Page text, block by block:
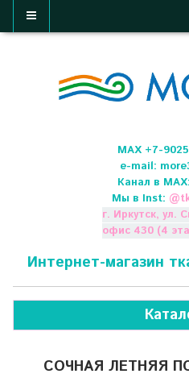
МАХ +7-
e-mail:
Канал в МАХ:
Мы в Inst: @
г. Иркутск, ул.
офис 430 (4
Интернет-магазин
СОЧНАЯ ЛЕТНЯЯ